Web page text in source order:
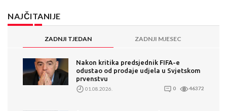
NAJČITANIJE
ZADNJI TJEDAN ZADNJI MJESEC
Nakon kritika predsjednik FIFA-e
odustao od prodaje udjela u Svjetskom
prvenstvu
01.08.2026. 0 46372